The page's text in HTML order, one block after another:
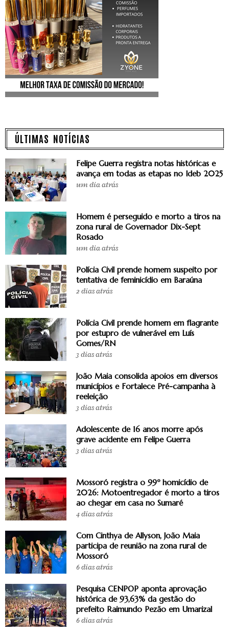
ÚLTIMAS NOTÍCIAS
Felipe Guerra registra notas históricas e
avança em todas as etapas no Ideb 2025
um dia atrás
Homem é perseguido e morto a tiros na
zona rural de Governador Dix-Sept
Rosado
um dia atrás
Polícia Civil prende homem suspeito por
tentativa de feminicídio em Baraúna
2 dias atrás
Polícia Civil prende homem em flagrante
por estupro de vulnerável em Luís
Gomes/RN
3 dias atrás
João Maia consolida apoios em diversos
municípios e Fortalece Pré-campanha à
reeleição
3 dias atrás
Adolescente de 16 anos morre após
grave acidente em Felipe Guerra
3 dias atrás
Mossoró registra o 99º homicídio de
2026: Motoentregador é morto a tiros
ao chegar em casa no Sumaré
4 dias atrás
Com Cinthya de Allyson, João Maia
participa de reunião na zona rural de
Mossoró
6 dias atrás
Pesquisa CENPOP aponta aprovação
histórica de 93,63% da gestão do
prefeito Raimundo Pezão em Umarizal
6 dias atrás